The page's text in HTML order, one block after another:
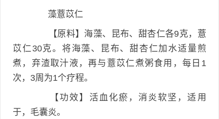
藻薏苡仁
【原料】海藻、昆布、甜杏仁各9克，薏
苡仁30克。将海藻、昆布、甜杏仁加水适量煎
煮，弃渣取汁液，再与薏苡仁煮粥食用，每日1
次，3周为1个疗程。
【功效】活血化瘀，消炎软坚，适用
于，毛囊炎。